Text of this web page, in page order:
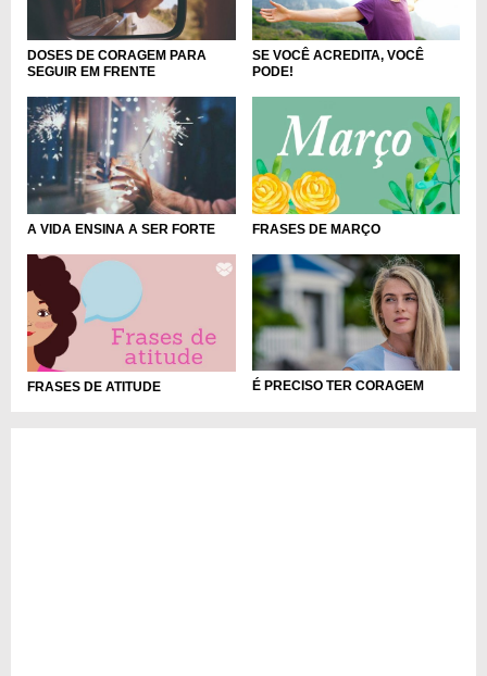
DOSES DE CORAGEM PARA
SEGUIR EM FRENTE
SE VOCÊ ACREDITA, VOCÊ
PODE!
A VIDA ENSINA A SER FORTE FRASES DE MARÇO
FRASES DE ATITUDE É PRECISO TER CORAGEM